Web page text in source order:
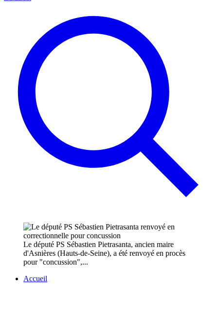
Le député PS Sébastien Pietrasanta, ancien maire
d'Asnières (Hauts-de-Seine), a été renvoyé en procès
pour "concussion",...
Accueil